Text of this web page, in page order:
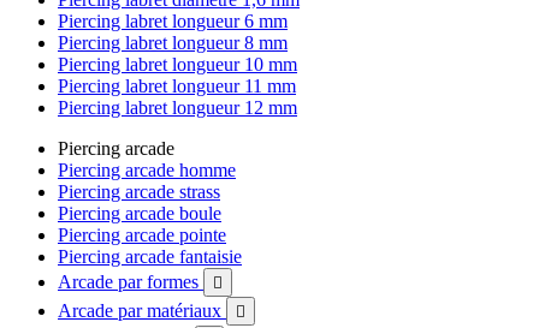
Piercing labret longueur 6 mm
Piercing labret longueur 8 mm
Piercing labret longueur 10 mm
Piercing labret longueur 11 mm
Piercing labret longueur 12 mm
Piercing arcade
Piercing arcade homme
Piercing arcade strass
Piercing arcade boule
Piercing arcade pointe
Piercing arcade fantaisie
Arcade par formes

Arcade par matériaux 